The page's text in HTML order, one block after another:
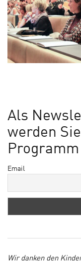
Als
werden
Email
Wir danken den